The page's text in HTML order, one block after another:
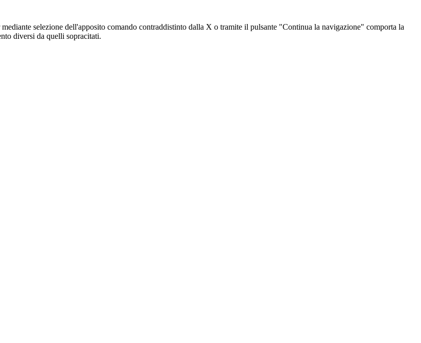
selezione dell'apposito comando contraddistinto dalla X o tramite il pulsante "Continua la navigazione" comporta la
diversi da quelli sopracitati.